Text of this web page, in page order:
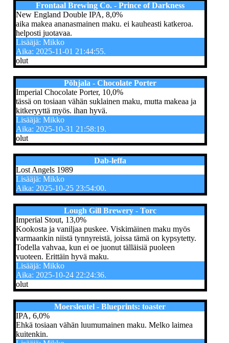
Frontaal Brewing Co. - Prince of Darkness
New England Double IPA, 8,0%
aika makea ananasmainen maku. ei kauheasti katkeroa.
helposti juotavaa.
Lisääjä: Mikko
Aika: 2025-11-01 21:44:55.
olut
Põhjala - Chocolate Porter
Imperial Chocolate Porter, 10,0%
tässä on tosiaan vähän suklainen maku, mutta makeaa ja
kitkeryyttä myös. ihan hyvä.
Lisääjä: Mikko
Aika: 2025-10-31 21:58:19.
olut
Dab-leffa
Lost Angels 1989
Lisääjä: Mikko
Aika: 2025-10-25 23:54:00.
Lough Gill Brewery - Torc
Imperial Stout, 13,0%
Kookosta ja vaniljaa puskee. Viskimäinen maku myös
varmaankin niistä tynnyreistä, joissa tämä on kypsytetty.
Todella vahvaa, kun ei oe juonut tälläisiä puoleen
vuoteen. Erittäin hyvä maku.
Lisääjä: Mikko
Aika: 2025-10-24 22:24:36.
olut
Moersleutel - Blueprints: toaster
IPA, 6,0%
Ehkä tosiaan vähän luumumainen maku. Melko laimea
kuitenkin.